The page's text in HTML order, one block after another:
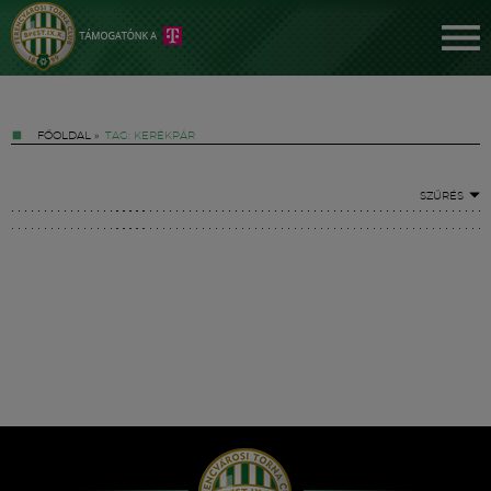
FŐOLDAL » TAG: KERÉKPÁR
SZŰRÉS
Hírek